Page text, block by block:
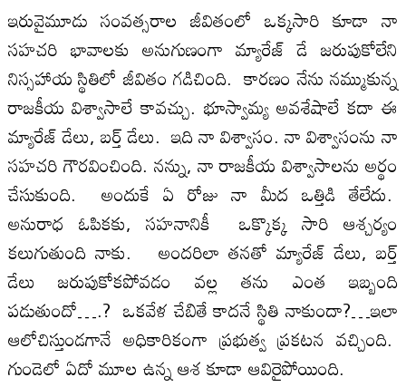
ఇరువైమూడు సంవత్సరాల జీవితంలో ఒక్కసారి కూడా నా
సహచరి భావాలకు అనుగుణంగా మ్యారేజ్ డే జరుపుకోలేని
నిస్సహాయ స్థితిలో జీవితం గడిచింది. కారణం నేను నమ్ముకున్న
రాజకీయ విశ్వాసాలే కావచ్చు. భూస్వామ్య అవశేషాలే కదా ఈ
మ్యారేజ్ డేలు, బర్త్ డేలు. ఇది నా విశ్వాసం. నా విశ్వాసంను నా
సహచరి గౌరవించింది. నన్ను, నా రాజకీయ విశ్వాసాలను అర్థం
చేసుకుంది. అందుకే ఏ రోజు నా మీద ఒత్తిడి తేలేదు.
అనురాధ ఓపికకు, సహనానికీ ఒక్కొక్క సారి ఆశ్చర్యం
కలుగుతుంది నాకు. అందరిలా తనతో మ్యారేజ్ డేలు, బర్త్
డేలు జరుపుకోకపోవడం వల్ల తను ఎంత ఇబ్బంది
పడుతుందో….? ఒకవేళ చేబితే కాదనే స్థితి నాకుందా?…ఇలా
ఆలోచిస్తుండగానే అధికారికంగా ప్రభుత్వ ప్రకటన వచ్చింది.
గుండెలో ఏదో మూల ఉన్న ఆశ కూడా ఆవిరైపోయింది.